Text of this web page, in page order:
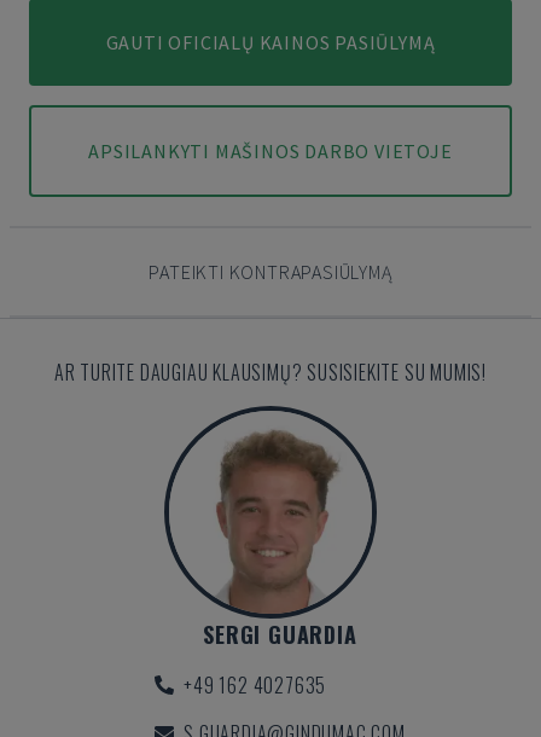
GAUTI OFICIALŲ KAINOS PASIŪLYMĄ
APSILANKYTI MAŠINOS DARBO VIETOJE
PATEIKTI KONTRAPASIŪLYMĄ
AR TURITE DAUGIAU KLAUSIMŲ? SUSISIEKITE SU MUMIS!
SERGI GUARDIA
+49 162 4027635